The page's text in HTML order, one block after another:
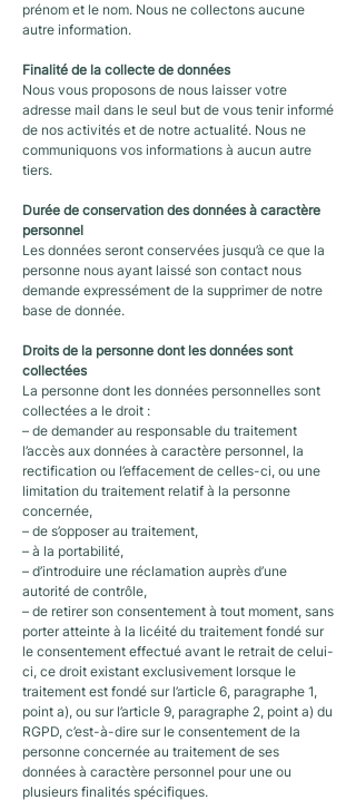
prénom et le nom. Nous ne collectons aucune
autre information.
Finalité de la collecte de données
Nous vous proposons de nous laisser votre
adresse mail dans le seul but de vous tenir informé
de nos activités et de notre actualité. Nous ne
communiquons vos informations à aucun autre
tiers.
Durée de conservation des données à caractère
personnel
Les données seront conservées jusqu’à ce que la
personne nous ayant laissé son contact nous
demande expressément de la supprimer de notre
base de donnée.
Droits de la personne dont les données sont
collectées
La personne dont les données personnelles sont
collectées a le droit :
– de demander au responsable du traitement
l’accès aux données à caractère personnel, la
rectifi­cation ou l’effacement de celles-ci, ou une
limitation du traitement relatif à la personne
concernée,
– de s’opposer au traitement,
– à la portabilité,
– d’introduire une réclamation auprès d’une
autorité de contrôle,
– de retirer son consentement à tout moment, sans
porter atteinte à la licéité du traitement fondé sur
le consentement effectué avant le retrait de celui-
ci, ce droit existant exclusivement lorsque le
traitement est fondé sur l’article 6, paragraphe 1,
point a), ou sur l’article 9, paragraphe 2, point a) du
RGPD, c’est-à-dire sur le consentement de la
personne concernée au traitement de ses
données à caractère personnel pour une ou
plusieurs finalités spécifiques.